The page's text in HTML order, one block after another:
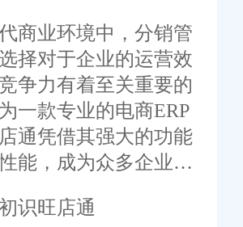
业环境中，分销管
择对于企业的运营效
争力有着至关重要的
一款专业的电商ERP
通凭借其强大的功能
能，成为众多企业的
店通分销管理系统的
旺店通